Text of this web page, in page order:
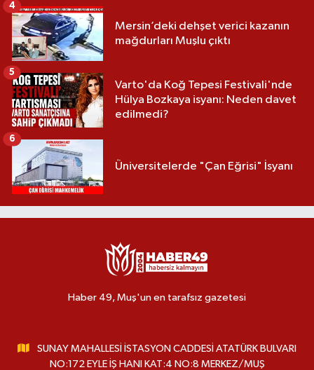
Mersin’deki dehşet verici kazanın
mağdurları Muşlu çıktı
4
Varto'da Koğ Tepesi Festivali'nde
Hülya Bozkaya isyanı: Neden davet
edilmedi?
5
Üniversitelerde "Çan Eğrisi" İsyanı
6
Haber 49, Muş'un en tarafsız gazetesi
SUNAY MAHALLESİ İSTASYON CADDESİ ATATÜRK BULVARI
NO:172 EYLE İŞ HANI KAT:4 NO:8 MERKEZ/MUŞ